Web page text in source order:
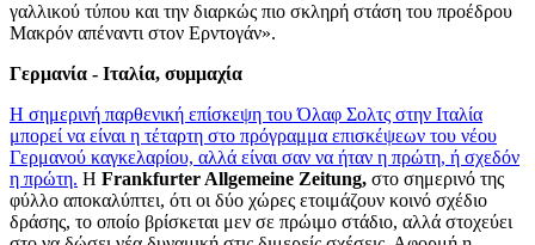
γαλλικού τύπου και την διαρκώς πιο σκληρή στάση του προέδρου
Μακρόν απέναντι στον Ερντογάν».
Γερμανία - Ιταλία, συμμαχία
Η σημερινή παρθενική επίσκεψη του Όλαφ Σολτς στην Ιταλία
μπορεί να είναι η τέταρτη στο πρόγραμμα επισκέψεων του νέου
Γερμανού καγκελαρίου, αλλά είναι σαν να ήταν η πρώτη, ή σχεδόν
η πρώτη. Η Frankfurter Allgemeine Zeitung, στο σημερινό της
φύλλο αποκαλύπτει, ότι οι δύο χώρες ετοιμάζουν κοινό σχέδιο
δράσης, το οποίο βρίσκεται μεν σε πρώιμο στάδιο, αλλά στοχεύει